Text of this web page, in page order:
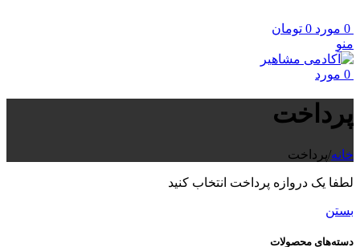
0 مورد 0 تومان
منو
0 مورد
پرداخت
خانه/پرداخت
لطفا یک دروازه پرداخت انتخاب کنید
بستن
دسته‌های محصولات